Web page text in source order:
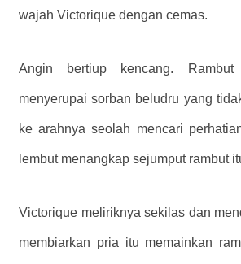
wajah Victorique dengan cemas.
Angin bertiup kencang. Rambut
menyerupai sorban beludru yang
ke arahnya seolah mencari
lembut menangkap sejumput rambut
Victorique meliriknya sekilas dan
membiarkan pria itu memainkan